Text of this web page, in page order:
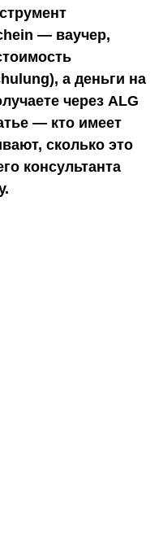
— ваучер,
а деньги на
через ALG
— кто имеет
сколько это
консультанта